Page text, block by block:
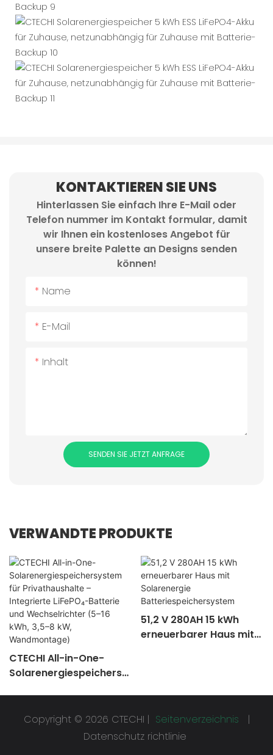
KONTAKTIEREN SIE UNS
Hinterlassen Sie einfach Ihre E-Mail oder
Telefon nummer im Kontakt formular, damit
wir Ihnen ein kostenloses Angebot für
unsere breite Palette an Designs senden
können!
Name
E-Mail
Inhalt
SENDEN SIE JETZT ANFRAGE
VERWANDTE PRODUKTE
CTECHI All-in-One-
Solarenergiespeichersy
Integrierte LiFePO₄-
51,2 V 280AH 15 kWh
erneuerbarer Haus mit
Copyright © 2026 CTECHI | Seitenverzeichnis
|
Datenschutz richtlinie